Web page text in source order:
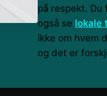
på respekt. Du
også se lokale
ikke om hvem
og det er